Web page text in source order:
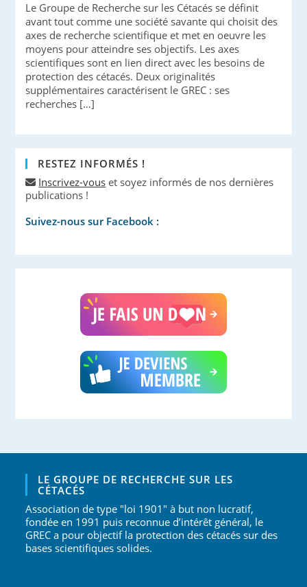
Le Groupe de Recherche sur les Cétacés se définit
avant tout comme une société savante qui choisit des
axes de recherche scientifique et met en oeuvre les
moyens pour atteindre ses objectifs. Les axes
scientifiques sont en lien direct avec les besoins de
protection des cétacés. Deux originalités
supplémentaires caractérisent le GREC : ses
recherches […]
RESTEZ INFORMÉS !
Inscrivez-vous et soyez informés de nos dernières
publications !
Suivez-nous sur Facebook :
LE GROUPE DE RECHERCHE SUR LES
CÉTACÉS
Association de type "loi 1901" à but non lucratif,
fondée en 1991 puis reconnue d’intérêt général, le
GREC a pour objectif la protection des cétacés sur des
bases scientifiques solides.